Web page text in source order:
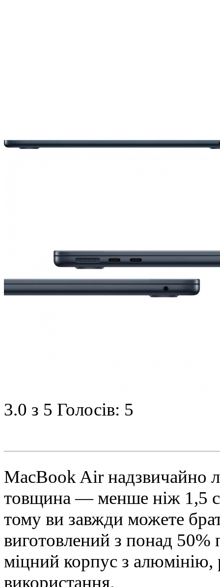
3.0 з 5 Голосів: 5
MacBook Air надзвичайно
товщина — менше ніж 1,5
тому ви завжди можете
виготовлений з понад 50%
міцний корпус з
використання.